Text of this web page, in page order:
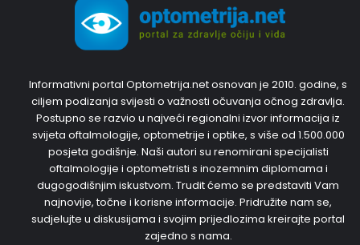
Informativni portal Optometrija.net osnovan je 2010. godine, s
ciljem podizanja svijesti o važnosti očuvanja očnog zdravlja.
Postupno se razvio u najveći regionalni izvor informacija iz
svijeta oftalmologije, optometrije i optike, s više od 1.500.000
posjeta godišnje. Naši autori su renomirani specijalisti
oftalmologije i optometristi s inozemnim diplomama i
dugogodišnjim iskustvom. Trudit ćemo se predstaviti Vam
najnovije, točne i korisne informacije. Pridružite nam se,
sudjelujte u diskusijama i svojim prijedlozima kreirajte portal
zajedno s nama.